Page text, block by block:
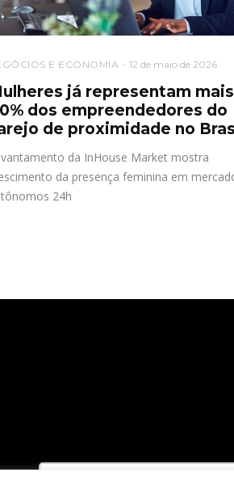
E ECONOMIA 12 de maio de 2026
já representam
dos empreendedores do
de proximidade no
da InHouse Market mostra
da presença feminina em
24h